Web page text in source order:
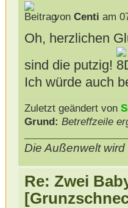
von Centi am
Oh, herzlichen
sind die putzig!
Ich würde auch
Zuletzt geändert von
Grund: Betreffzeile
Die Außenwelt wird
Re: Zwei